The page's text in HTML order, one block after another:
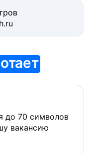
до 70 символов
вакансию